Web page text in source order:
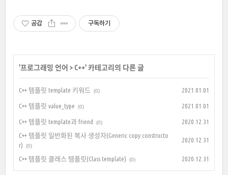
공감 구독하기
'프로그래밍 언어 >C++' 카테고리의 다른 글
C++ 템플릿 template 키워드 (0) 2021.01.01
C++ 템플릿 value_type (0) 2021.01.01
C++ 템플릿 template과 friend (0)
2020.12.31
C++ 템플릿 일반화된 복사 생성자(Generic copy constructo
r)
(0)
2020.12.31
C++ 템플릿 클래스 템플릿(Class template) (0) 2020.12.31